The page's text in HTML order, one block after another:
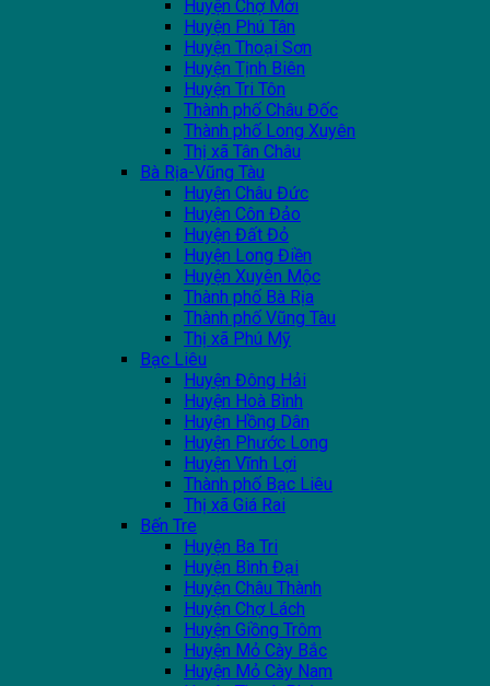
Huyện Chợ Mới
Huyện Phú Tân
Huyện Thoại Sơn
Huyện Tịnh Biên
Huyện Tri Tôn
Thành phố Châu Đốc
Thành phố Long Xuyên
Thị xã Tân Châu
Bà Rịa-Vũng Tàu
Huyện Châu Đức
Huyện Côn Đảo
Huyện Đất Đỏ
Huyện Long Điền
Huyện Xuyên Mộc
Thành phố Bà Rịa
Thành phố Vũng Tàu
Thị xã Phú Mỹ
Bạc Liêu
Huyện Đông Hải
Huyện Hoà Bình
Huyện Hồng Dân
Huyện Phước Long
Huyện Vĩnh Lợi
Thành phố Bạc Liêu
Thị xã Giá Rai
Bến Tre
Huyện Ba Tri
Huyện Bình Đại
Huyện Châu Thành
Huyện Chợ Lách
Huyện Giồng Trôm
Huyện Mỏ Cày Bắc
Huyện Mỏ Cày Nam